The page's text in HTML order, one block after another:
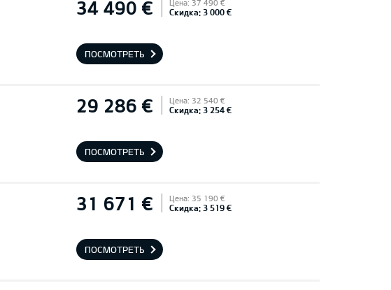
34 490 € Цена: 37 490 €
Скидка: 3 000 €
ПОСМОТРЕТЬ
29 286 € Цена: 32 540 €
Скидка: 3 254 €
ПОСМОТРЕТЬ
31 671 € Цена: 35 190 €
Скидка: 3 519 €
ПОСМОТРЕТЬ